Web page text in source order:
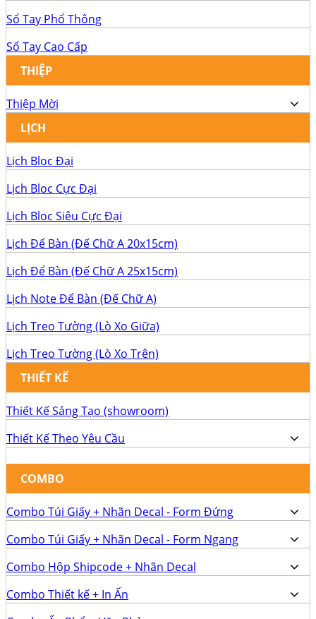
Sổ Tay Phổ Thông
Sổ Tay Cao Cấp
THIỆP
Thiệp Mời
LỊCH
Lịch Bloc Đại
Lịch Bloc Cực Đại
Lịch Bloc Siêu Cực Đại
Lịch Để Bàn (Đế Chữ A 20x15cm)
Lịch Để Bàn (Đế Chữ A 25x15cm)
Lịch Note Để Bàn (Đế Chữ A)
Lịch Treo Tường (Lò Xo Giữa)
Lịch Treo Tường (Lò Xo Trên)
THIẾT KẾ
Thiết Kế Sáng Tạo (showroom)
Thiết Kế Theo Yêu Cầu
COMBO
Combo Túi Giấy + Nhãn Decal - Form Đứng
Combo Túi Giấy + Nhãn Decal - Form Ngang
Combo Hộp Shipcode + Nhãn Decal
Combo Thiết kế + In Ấn